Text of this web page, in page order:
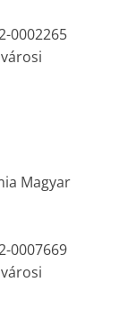
0002265
Magyar
0007669